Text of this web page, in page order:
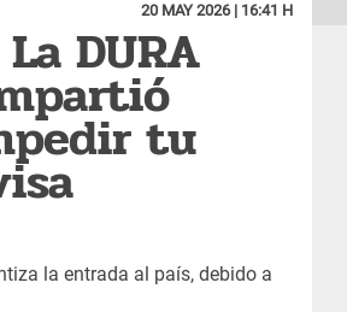
20 MAY 2026 | 16:41 H
DURA
tu
la entrada al país, debido a